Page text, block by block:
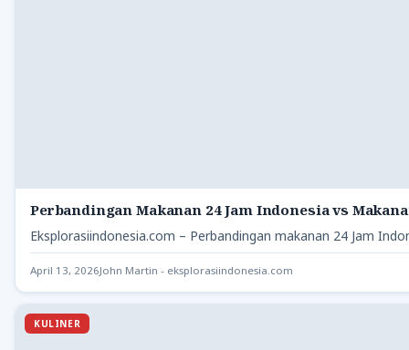
Perbandingan Makanan 24 Jam Indonesia vs
Eksplorasiindonesia.com – Perbandingan makanan 24 Jam
April 13, 2026John Martin - eksplorasiindonesia.com
KULINER